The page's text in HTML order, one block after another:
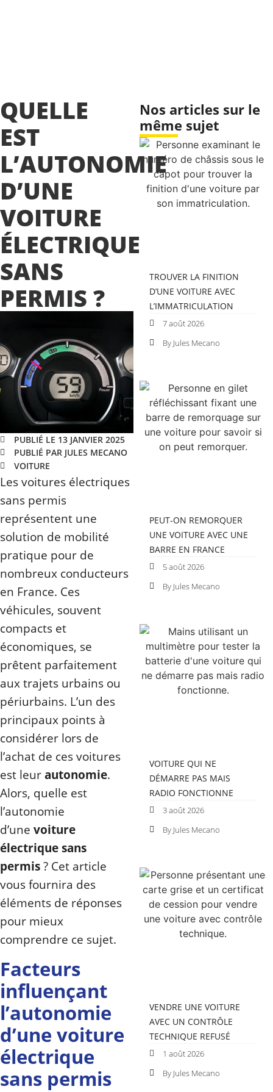
QUELLE
EST
L’AUTONOMIE
D’UNE
VOITURE
ÉLECTRIQUE
SANS
PERMIS ?
PUBLIÉ LE 13 JANVIER 2025
PUBLIÉ PAR JULES MECANO
VOITURE
Les voitures électriques
sans permis
représentent une
solution de mobilité
pratique pour de
nombreux conducteurs
en France. Ces
véhicules, souvent
compacts et
économiques, se
prêtent parfaitement
aux trajets urbains ou
périurbains. L’un des
principaux points à
considérer lors de
l’achat de ces voitures
est leurautonomie.
Alors, quelle est
l’autonomie
d’une voiture
électrique sans
permis? Cet article
vous fournira des
éléments de réponses
pour mieux
comprendre ce sujet.
Facteurs
influençant
l’autonomie
d’une voiture
électrique
sans permis
Nos articles sur le
même sujet
TROUVER LA FINITION
D’UNE VOITURE AVEC
L’IMMATRICULATION
7 août 2026
By Jules Mecano
PEUT-ON REMORQUER
UNE VOITURE AVEC UNE
BARRE EN FRANCE
5 août 2026
By Jules Mecano
VOITURE QUI NE
DÉMARRE PAS MAIS
RADIO FONCTIONNE
3 août 2026
By Jules Mecano
VENDRE UNE VOITURE
AVEC UN CONTRÔLE
TECHNIQUE REFUSÉ
1 août 2026
By Jules Mecano